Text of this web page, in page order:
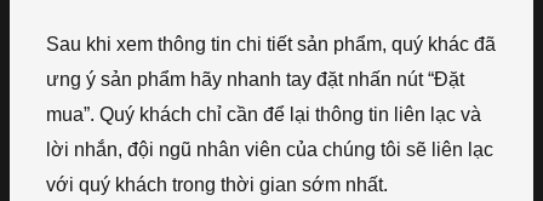
Sau khi xem thông tin chi tiết sản phẩm, quý khác đã
ưng ý sản phẩm hãy nhanh tay đặt nhấn nút “Đặt
mua”. Quý khách chỉ cần để lại thông tin liên lạc và
lời nhắn, đội ngũ nhân viên của chúng tôi sẽ liên lạc
với quý khách trong thời gian sớm nhất.